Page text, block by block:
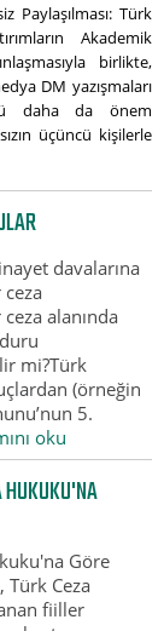
Paylaşılması: Türk
Akademik
birlikte,
DM yazışmaları
daha da önem
üçüncü kişilerle
davalarına
ceza
alanında
mi?Türk
(örneğin
5.
oku
Göre
Türk Ceza
fiiller